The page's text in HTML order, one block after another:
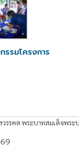
รรมโครงการ
รรคต พระบาทสมเด็จพร